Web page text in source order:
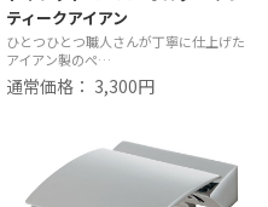
ティークアイアン
ひとつひとつ職人さんが丁寧に仕上げた
アイアン製のぺ…
通常価格： 3,300円